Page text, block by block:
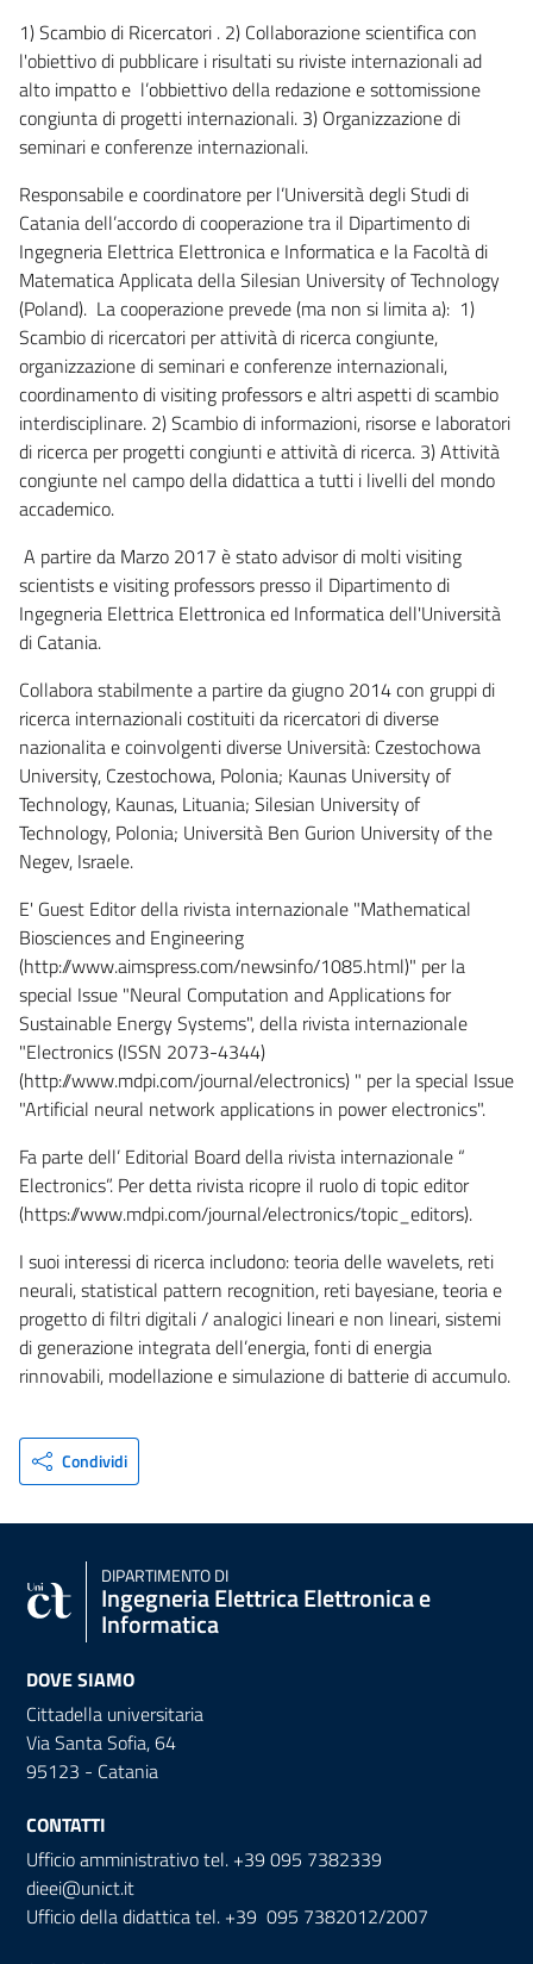
1) Scambio di Ricercatori . 2) Collaborazione scientifica con
l'obiettivo di pubblicare i risultati su riviste internazionali ad
alto impatto e l’obbiettivo della redazione e sottomissione
congiunta di progetti internazionali. 3) Organizzazione di
seminari e conferenze internazionali.
Responsabile e coordinatore per l’Università degli Studi di
Catania dell’accordo di cooperazione tra il Dipartimento di
Ingegneria Elettrica Elettronica e Informatica e la Facoltà di
Matematica Applicata della Silesian University of Technology
(Poland). La cooperazione prevede (ma non si limita a): 1)
Scambio di ricercatori per attività di ricerca congiunte,
organizzazione di seminari e conferenze internazionali,
coordinamento di visiting professors e altri aspetti di scambio
interdisciplinare. 2) Scambio di informazioni, risorse e laboratori
di ricerca per progetti congiunti e attività di ricerca. 3) Attività
congiunte nel campo della didattica a tutti i livelli del mondo
accademico.
A partire da Marzo 2017 è stato advisor di molti visiting
scientists e visiting professors presso il Dipartimento di
Ingegneria Elettrica Elettronica ed Informatica dell'Università
di Catania.
Collabora stabilmente a partire da giugno 2014 con gruppi di
ricerca internazionali costituiti da ricercatori di diverse
nazionalita e coinvolgenti diverse Università: Czestochowa
University, Czestochowa, Polonia; Kaunas University of
Technology, Kaunas, Lituania; Silesian University of
Technology, Polonia; Università Ben Gurion University of the
Negev, Israele.
E' Guest Editor della rivista internazionale "Mathematical
Biosciences and Engineering
(http://www.aimspress.com/newsinfo/1085.html)" per la
special Issue "Neural Computation and Applications for
Sustainable Energy Systems", della rivista internazionale
"Electronics (ISSN 2073-4344)
(http://www.mdpi.com/journal/electronics) " per la special Issue
"Artificial neural network applications in power electronics".
Fa parte dell’ Editorial Board della rivista internazionale “
Electronics”. Per detta rivista ricopre il ruolo di topic editor
(https://www.mdpi.com/journal/electronics/topic_editors).
I suoi interessi di ricerca includono: teoria delle wavelets, reti
neurali, statistical pattern recognition, reti bayesiane, teoria e
progetto di filtri digitali / analogici lineari e non lineari, sistemi
di generazione integrata dell’energia, fonti di energia
rinnovabili, modellazione e simulazione di batterie di accumulo.
Condividi
DIPARTIMENTO DI
Ingegneria Elettrica Elettronica e
Informatica
DOVE SIAMO
Cittadella universitaria
Via Santa Sofia, 64
95123 - Catania
CONTATTI
Ufficio amministrativo tel. +39 095 7382339
dieei@unict.it
Ufficio della didattica tel. +39 095 7382012/2007